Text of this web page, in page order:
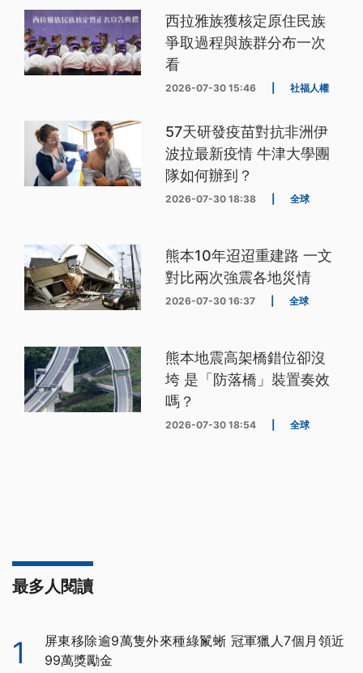
西拉雅族獲核定原住民族
爭取過程與族群分布一次
看
2026-07-30 15:46 社福人權
57天研發疫苗對抗非洲伊
波拉最新疫情 牛津大學團
隊如何辦到？
2026-07-30 18:38 全球
熊本10年迢迢重建路 一文
對比兩次強震各地災情
2026-07-30 16:37 全球
熊本地震高架橋錯位卻沒
垮 是「防落橋」裝置奏效
嗎？
2026-07-30 18:54 全球
最多人閱讀
1
屏東移除逾9萬隻外來種綠鬣蜥 冠軍獵人7個月領近
99萬獎勵金